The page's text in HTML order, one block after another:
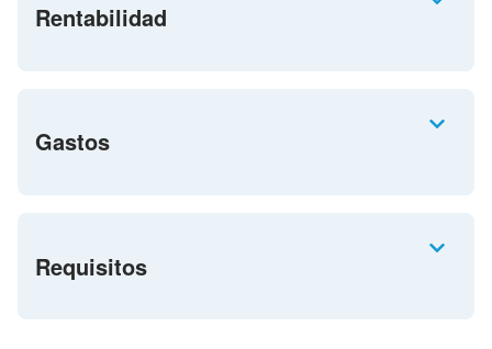
Rentabilidad
Gastos
Requisitos